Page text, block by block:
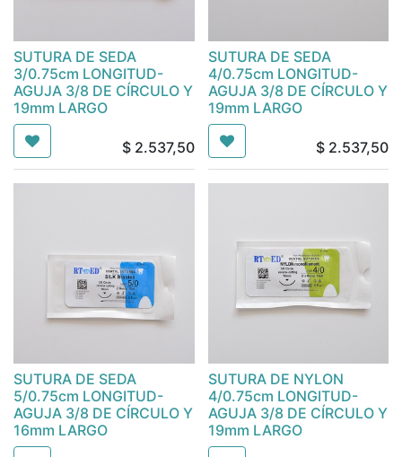
SUTURA DE SEDA
3/0.75cm LONGITUD-
AGUJA 3/8 DE CÍRCULO Y
19mm LARGO
$ 2.537,50
SUTURA DE SEDA
4/0.75cm LONGITUD-
AGUJA 3/8 DE CÍRCULO Y
19mm LARGO
$ 2.537,50
SUTURA DE SEDA
5/0.75cm LONGITUD-
AGUJA 3/8 DE CÍRCULO Y
16mm LARGO
SUTURA DE NYLON
4/0.75cm LONGITUD-
AGUJA 3/8 DE CÍRCULO Y
19mm LARGO